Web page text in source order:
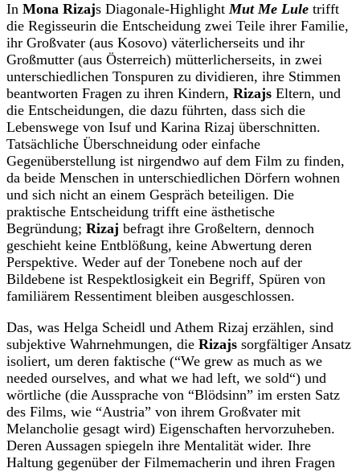
In Mona Rizajs Diagonale-HighlightMut Me Lule trifft
die Regisseurin die Entscheidung zwei Teile ihrer Familie,
ihr Großvater (aus Kosovo) väterlicherseits und ihr
Großmutter (aus Österreich) mütterlicherseits, in zwei
unterschiedlichen Tonspuren zu dividieren, ihre Stimmen
beantworten Fragen zu ihren Kindern, Rizajs Eltern, und
die Entscheidungen, die dazu führten, dass sich die
Lebenswege von Isuf und Karina Rizaj überschnitten.
Tatsächliche Überschneidung oder einfache
Gegenüberstellung ist nirgendwo auf dem Film zu finden,
da beide Menschen in unterschiedlichen Dörfern wohnen
und sich nicht an einem Gespräch beteiligen. Die
praktische Entscheidung trifft eine ästhetische
Begründung; Rizaj befragt ihre Großeltern, dennoch
geschieht keine Entblößung, keine Abwertung deren
Perspektive. Weder auf der Tonebene noch auf der
Bildebene ist Respektlosigkeit ein Begriff, Spüren von
familiärem Ressentiment bleiben ausgeschlossen.
Das, was Helga Scheidl und Athem Rizaj erzählen, sind
subjektive Wahrnehmungen, die Rizajs sorgfältiger Ansatz
isoliert, um deren faktische (“We grew as much as we
needed ourselves, and what we had left, we sold“) und
wörtliche (die Aussprache von “Blödsinn” im ersten Satz
des Films, wie “Austria” von ihrem Großvater mit
Melancholie gesagt wird) Eigenschaften hervorzuheben.
Deren Aussagen spiegeln ihre Mentalität wider. Ihre
Haltung gegenüber der Filmemacherin und ihren Fragen